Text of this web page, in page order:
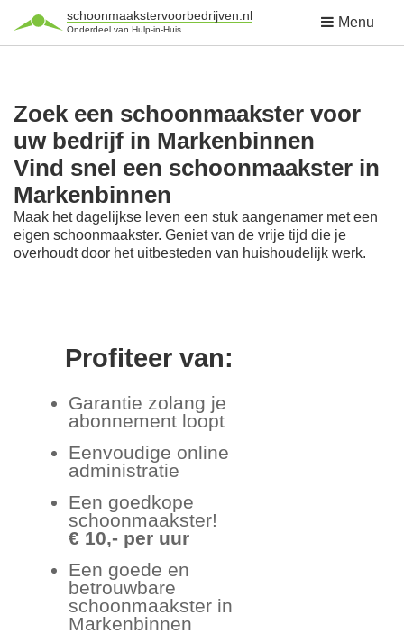
schoonmaakstervoorbedrijven.nl
Onderdeel van Hulp-in-Huis Menu
Zoek een schoonmaakster voor
uw bedrijf in Markenbinnen
Vind snel een schoonmaakster in
Markenbinnen
Maak het dagelijkse leven een stuk aangenamer met een
eigen schoonmaakster. Geniet van de vrije tijd die je
overhoudt door het uitbesteden van huishoudelijk werk.
Profiteer van:
Garantie zolang je
abonnement loopt
Eenvoudige online
administratie
Een goedkope
schoonmaakster!
€ 10,- per uur
Een goede en
betrouwbare
schoonmaakster in
Markenbinnen